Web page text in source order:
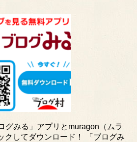
グみる」アプリとmuragon（ムラ
クしてダウンロード！ 「ブログみ